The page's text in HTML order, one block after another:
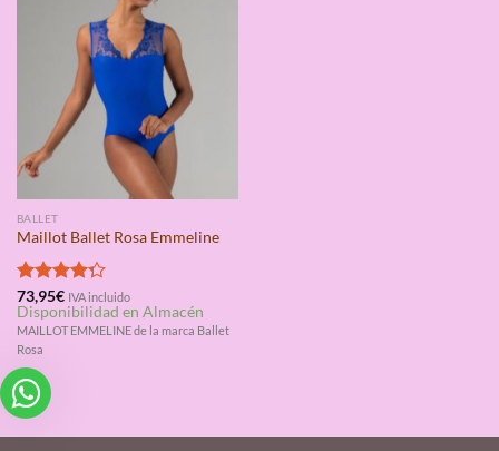
BALLET
Maillot Ballet Rosa Emmeline
Valorado
con4.25
de 5
73,95€ IVA incluido
Disponibilidad en Almacén
MAILLOT EMMELINE de la marca Ballet
Rosa